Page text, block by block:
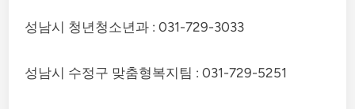
성남시 청년청소년과 : 031-729-3033
성남시 수정구 맞춤형복지팀 : 031-729-5251